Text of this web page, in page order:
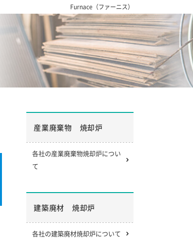
Furnace（ファーニス）
産業廃棄物 焼却炉
各社の産業廃棄物焼却炉につい
て
建築廃材 焼却炉
各社の建築廃材焼却炉について